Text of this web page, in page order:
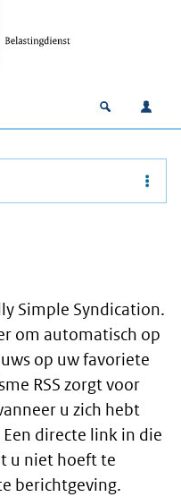
Open
Simple Syndication.
om automatisch op
op uw favoriete
RSS zorgt voor
u zich hebt
directe link in die
u niet hoeft te
berichtgeving.